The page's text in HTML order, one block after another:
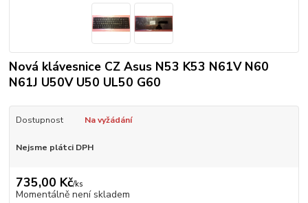
Nová klávesnice CZ Asus N53 K53 N61V N60
N61J U50V U50 UL50 G60
Dostupnost Na vyžádání
Nejsme plátci DPH
735,00 Kč/ks
Momentálně není skladem